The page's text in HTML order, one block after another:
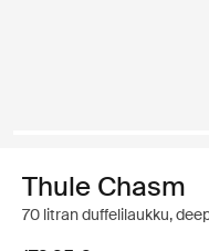
Thule Chasm
70 litran duffelilaukku,